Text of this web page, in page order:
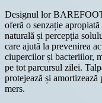
Designul lor
oferă o senzație
naturală și percepția
care ajută la prevenirea
ciupercilor și bacteriilor,
pe tot parcursul zilei.
protejează și
mers.